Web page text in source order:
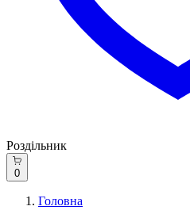
Роздільник
0
Головна